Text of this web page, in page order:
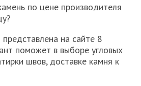
по цене производителя
на сайте 8
поможет в выборе угловых
швов, доставке камня к